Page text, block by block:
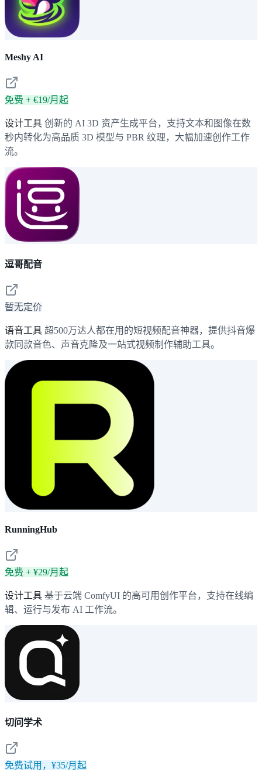
Meshy AI
免费 + €19/月起
设计工具 创新的 AI 3D 资产生成平台，支持文本和图像在数
秒内转化为高品质 3D 模型与 PBR 纹理，大幅加速创作工作
流。
逗哥配音
暂无定价
语音工具 超500万达人都在用的短视频配音神器，提供抖音爆
款同款音色、声音克隆及一站式视频制作辅助工具。
RunningHub
免费 + ¥29/月起
设计工具 基于云端 ComfyUI 的高可用创作平台，支持在线编
辑、运行与发布 AI 工作流。
切问学术
免费试用，¥35/月起